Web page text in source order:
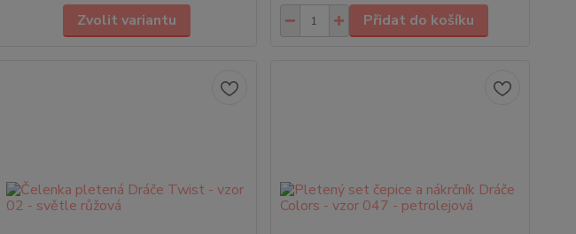
Zvolit variantu Přidat do košíku